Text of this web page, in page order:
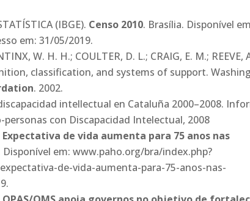
(IBGE). Censo 2010. Brasília. Disponível
em: 31/05/2019.
W. H. H.; COULTER, D. L.; CRAIG, E. M.; REEVE,
classification, and systems of support.
. 2002.
intellectual en Cataluña 2000–2008.
con Discapacidad Intelectual, 2008
Expectativa de vida aumenta para 75 anos nas
Disponível em: www.paho.org/bra/index.php?
de-vida-aumenta-para-75-anos-nas-